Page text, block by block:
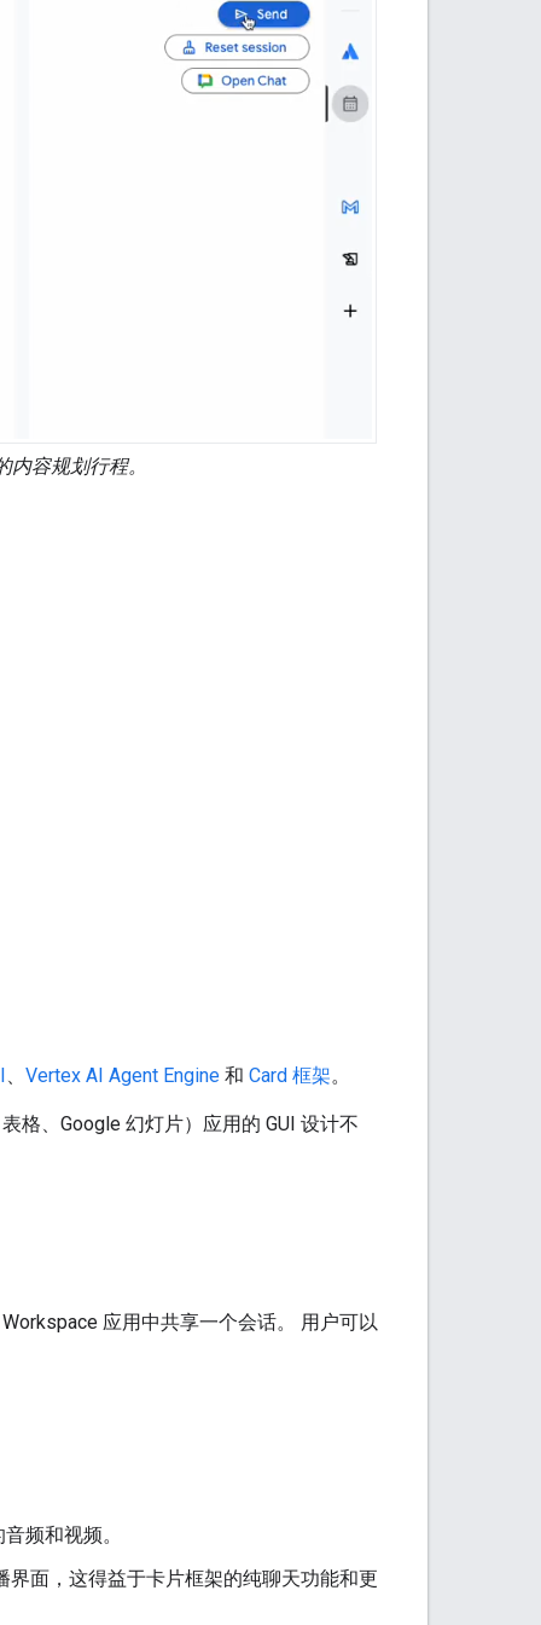
容规划行程。
、 Vertex AI Agent Engine 和 Card 框架。
格、Google 幻灯片）应用的 GUI 设计不
应用中共享一个会话。 用户可以
频和视频。
面，这得益于卡片框架的纯聊天功能和更